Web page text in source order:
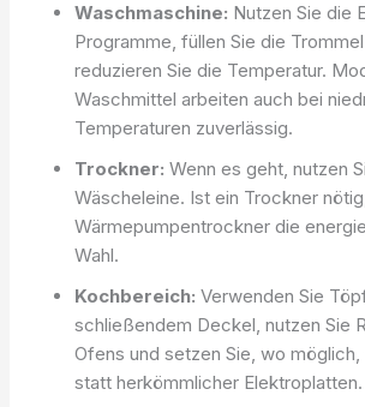
Waschmaschine: Nutzen Sie die
Programme, füllen Sie die
reduzieren Sie die Temperatur.
Waschmittel arbeiten auch bei
Temperaturen zuverlässig.
Trockner: Wenn es geht, nutzen
Wäscheleine. Ist ein Trockner
Wärmepumpentrockner die
Wahl.
Kochbereich: Verwenden Sie
schließendem Deckel, nutzen Sie
Ofens und setzen Sie, wo möglich,
statt herkömmlicher Elektroplatten.